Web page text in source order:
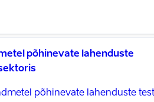
põhinevate lahenduste
põhinevate lahenduste